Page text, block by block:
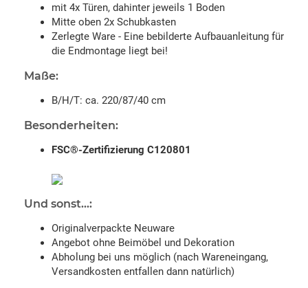
mit 4x Türen, dahinter jeweils 1 Boden
Mitte oben 2x Schubkasten
Zerlegte Ware - Eine bebilderte Aufbauanleitung für
die Endmontage liegt bei!
Maße:
B/H/T: ca. 220/87/40 cm
Besonderheiten:
FSC®-Zertifizierung C120801
Und sonst...:
Originalverpackte Neuware
Angebot ohne Beimöbel und Dekoration
Abholung bei uns möglich (nach Wareneingang,
Versandkosten entfallen dann natürlich)